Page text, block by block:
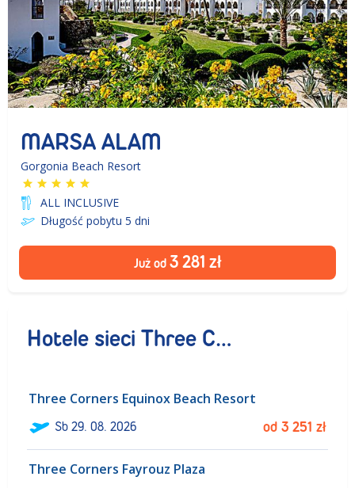
MARSA ALAM
Gorgonia Beach Resort
ALL INCLUSIVE
Długość pobytu 5 dni
Już od 3 281 zł
Hotele sieci Three Corners
Three Corners Equinox Beach Resort
Sb29. 08. 2026 od 3 251 zł
Three Corners Fayrouz Plaza